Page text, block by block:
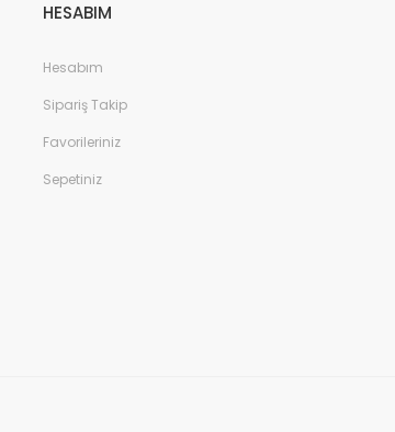
HESABIM
Hesabım
Sipariş Takip
Favorileriniz
Sepetiniz